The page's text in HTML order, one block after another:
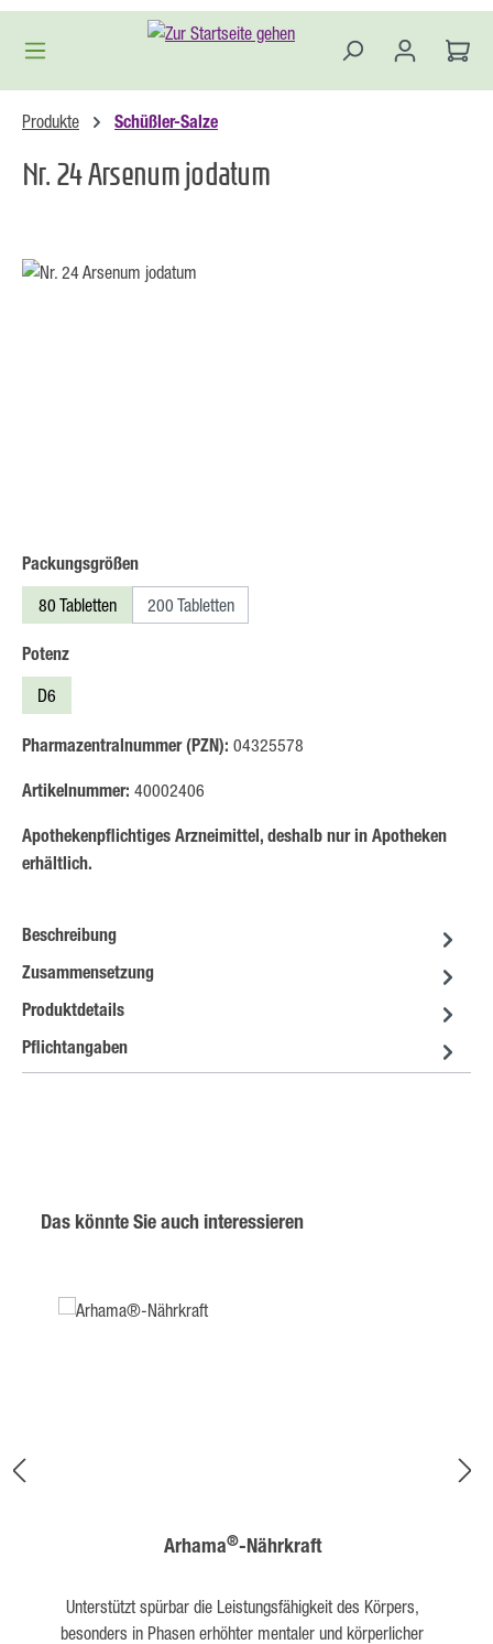
Zum Hauptinhalt springen
Produkte Schüßler-Salze
Nr. 24 Arsenum jodatum
Bildergalerie überspringen
Packungsgrößenauswählen
80 Tabletten 200 Tabletten
Potenzauswählen
D6
Pharmazentralnummer (PZN): 04325578
Artikelnummer: 40002406
Apothekenpflichtiges Arzneimittel, deshalb nur in Apotheken
erhältlich.
Beschreibung
Zusammensetzung
Produktdetails
Pflichtangaben
Produktgalerie überspringen
Das könnte Sie auch interessieren
Arhama®-Nährkraft
Unterstützt spürbar die Leistungsfähigkeit des Körpers,
besonders in Phasen erhöhter mentaler und körperlicher